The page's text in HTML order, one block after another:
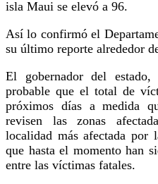
isla Maui se elevó a 96.
Así lo confirmó el
su último reporte alrededor
El gobernador del
probable que el total de
próximos días a medida
revisen las zonas
localidad más afectada por
que hasta el momento han
entre las víctimas fatales.